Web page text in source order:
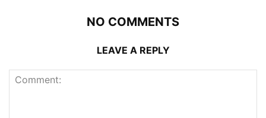
NO COMMENTS
LEAVE A REPLY